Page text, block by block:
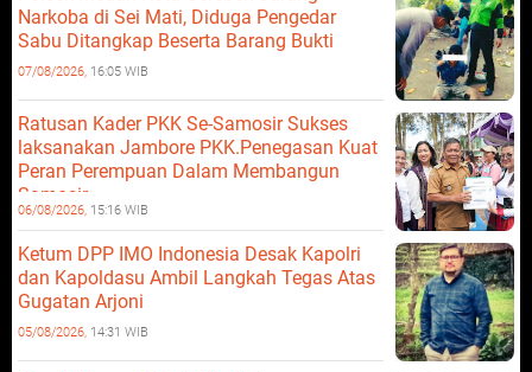
Narkoba di Sei Mati, Diduga Pengedar
Sabu Ditangkap Beserta Barang Bukti
07/08/2026, 16:05 WIB
Ratusan Kader PKK Se-Samosir Sukses
laksanakan Jambore PKK.Penegasan Kuat
Peran Perempuan Dalam Membangun
Samosir.
06/08/2026, 15:16 WIB
Ketum DPP IMO Indonesia Desak Kapolri
dan Kapoldasu Ambil Langkah Tegas Atas
Gugatan Arjoni
05/08/2026, 14:31 WIB